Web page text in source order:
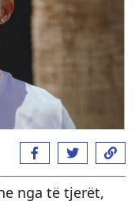
nga të tjerët,